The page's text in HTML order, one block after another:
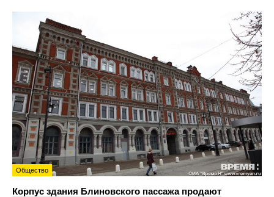
Общество
Корпус здания Блиновского пассажа продают